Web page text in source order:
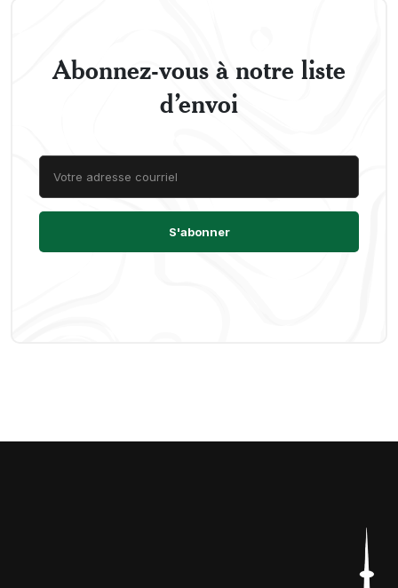
Abonnez-vous à notre liste
d’envoi